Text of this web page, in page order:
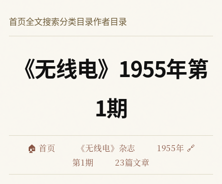
首页全文搜索分类目录作者目录
《无线电》1955年第
1期
🏠 首页 《无线电》杂志
1955年 🔗
第1期
23篇文章